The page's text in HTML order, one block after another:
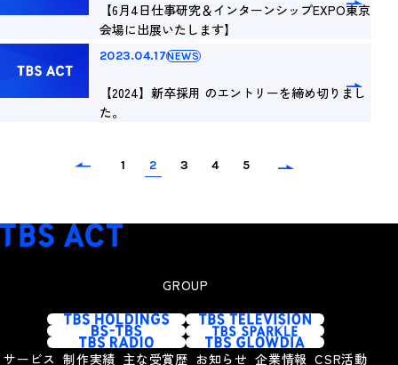
【6月4日仕事研究＆インターンシップEXPO東京
会場に出展いたします】
2023.04.17NEWS
【2024】新卒採用 のエントリーを締め切りまし
た。
1 2 3 4 5
GROUP
サービス 制作実績 主な受賞歴 お知らせ 企業情報 CSR活動